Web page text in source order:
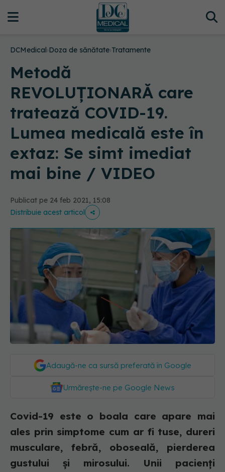
DCMedical›Doza de sănătate›Tratamente
Metodă
REVOLUȚIONARĂ care
tratează COVID-19.
Lumea medicală este în
extaz: Se simt imediat
mai bine / VIDEO
Publicat pe 24 feb 2021, 15:08
Distribuie acest articol
Adaugă-ne ca sursă preferată în Google
Urmărește-ne pe Google News
Covid-19 este o boala care apare mai
ales prin simptome cum ar fi tuse, dureri
musculare, febră, oboseală, pierderea
gustului și mirosului. Unii pacienți